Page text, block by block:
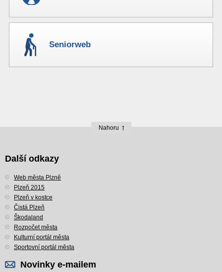
Seniorweb
Nahoru
Další odkazy
Web města Plzně
Plzeň 2015
Plzeň v kostce
Čistá Plzeň
Škodaland
Rozpočet města
Kulturní portál města
Sportovní portál města
Novinky e-mailem